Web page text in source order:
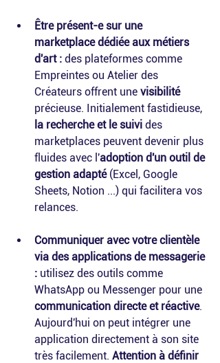
Être présent-e sur une
marketplace dédiée aux métiers
d'art : des plateformes comme
Empreintes ou Atelier des
Créateurs offrent une visibilité
précieuse. Initialement fastidieuse,
la recherche et le suivi des
marketplaces peuvent devenir plus
fluides avec l'adoption d'un outil de
gestion adapté (Excel, Google
Sheets, Notion ...) qui facilitera vos
relances.
Communiquer avec votre clientèle
via des applications de messagerie
: utilisez des outils comme
WhatsApp ou Messenger pour une
communication directe et réactive.
Aujourd'hui on peut intégrer une
application directement à son site
très facilement. Attention à définir